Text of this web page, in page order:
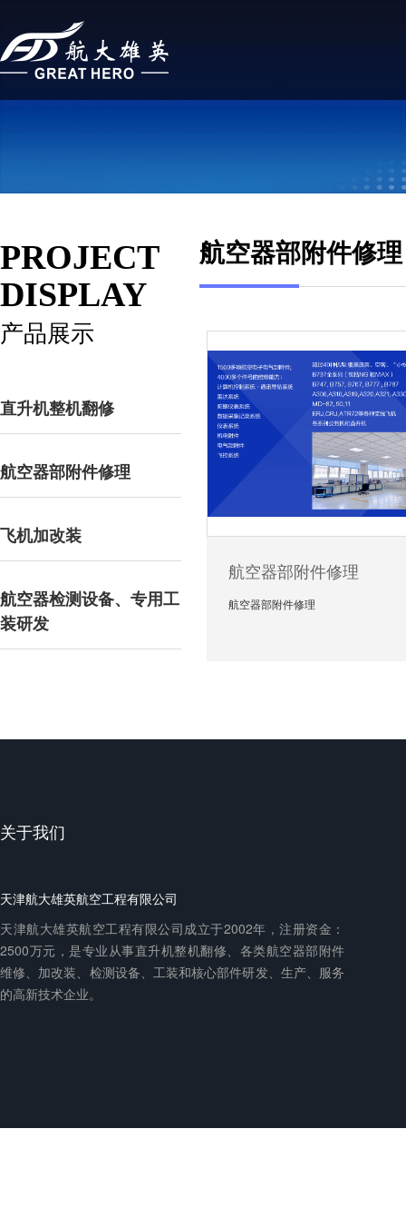
PROJECT
DISPLAY
产品展示
直升机整机翻修
航空器部附件修理
飞机加改装
航空器检测设备、专用工
装研发
航空器部附件修理
航空器部附件修理
航空器部附件修理
关于我们
天津航大雄英航空工程有限公司
天津航大雄英航空工程有限公司成立于2002年，注册资金：
2500万元，是专业从事直升机整机翻修、各类航空器部附件
维修、加改装、检测设备、工装和核心部件研发、生产、服务
的高新技术企业。